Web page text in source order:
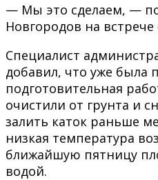
— Мы это сделаем, —
Новгородов на
Специалист
добавил, что уже была
подготовительная
очистили от грунта и
залить каток раньше
низкая температура
ближайшую пятницу
водой.